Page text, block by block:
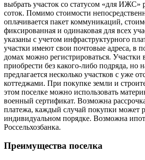
выбрать участок со статусом «для ИЖС»
соток. Помимо стоимости
оплачивается пакет коммуникаций,
фиксированная и одинаковая для всех
указаны с учетом инфраструктурного
участки имеют свои почтовые адреса, в
домах можно регистрироваться. Участки
приобрести без какого-либо подряда, но
предлагается несколько участков с уже
коттеджами. При покупке земли и
этом поселке можно использовать
военный сертификат. Возможна
платежа, каждый случай покупки может
индивидуальном порядке. Возможна
Россельхозбанка.
Преимущества поселка